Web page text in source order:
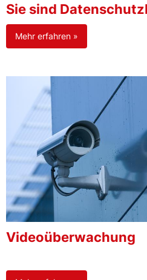
Sie sind
Mehr erfahren »
Videoüberwachung